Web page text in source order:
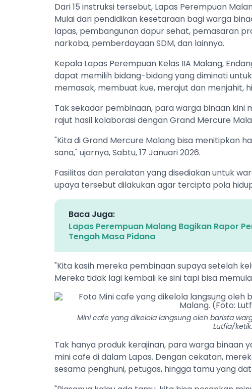
Dari 15 instruksi tersebut, Lapas Perempuan
Mulai dari pendidikan kesetaraan bagi warga
lapas, pembangunan dapur sehat, pemasaran
narkoba, pemberdayaan SDM, dan lainnya.
Kepala Lapas Perempuan Kelas IIA Malang,
dapat memilih bidang-bidang yang diminati
memasak, membuat kue, merajut dan menjahit,
Tak sekadar pembinaan, para warga binaan kini
rajut hasil kolaborasi dengan Grand Mercure
"Kita di Grand Mercure Malang bisa menitipkan
sana," ujarnya, Sabtu, 17 Januari 2026.
Fasilitas dan peralatan yang disediakan untuk
upaya tersebut dilakukan agar tercipta pola
Baca Juga:
Lapas Perempuan Malang Bagikan Rapor
Tengah Masa Pidana
"Kita kasih mereka pembinaan supaya setelah
Mereka tidak lagi kembali ke sini tapi bisa
Mini cafe yang dikelola langsung oleh barista
Lutfia/
Tak hanya produk kerajinan, para warga binaan
mini cafe di dalam Lapas. Dengan cekatan,
sesama penghuni, petugas, hingga tamu yang